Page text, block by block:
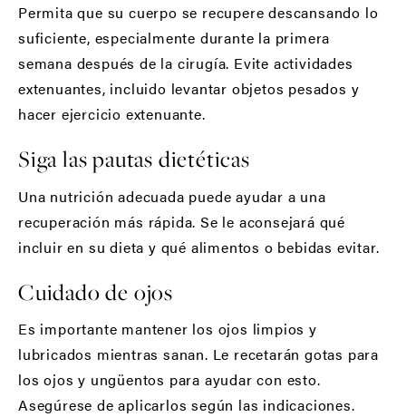
Permita que su cuerpo se recupere descansando lo
suficiente, especialmente durante la primera
semana después de la cirugía. Evite actividades
extenuantes, incluido levantar objetos pesados y
hacer ejercicio extenuante.
Siga las pautas dietéticas
Una nutrición adecuada puede ayudar a una
recuperación más rápida. Se le aconsejará qué
incluir en su dieta y qué alimentos o bebidas evitar.
Cuidado de ojos
Es importante mantener los ojos limpios y
lubricados mientras sanan. Le recetarán gotas para
los ojos y ungüentos para ayudar con esto.
Asegúrese de aplicarlos según las indicaciones.